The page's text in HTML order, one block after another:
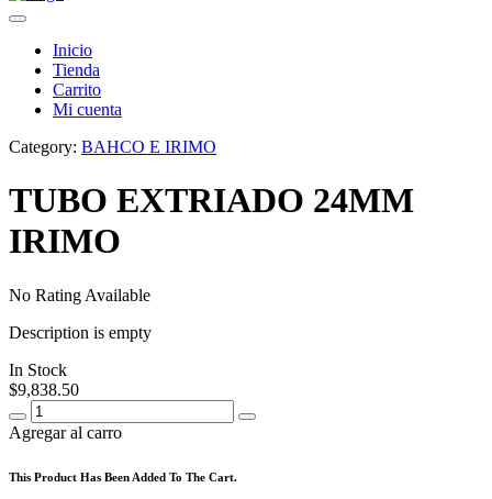
Inicio
Tienda
Carrito
Mi cuenta
Category: BAHCO E IRIMO
TUBO EXTRIADO 24MM
IRIMO
No Rating Available
Description is empty
In Stock
$9,838.50
Agregar al carro
This Product Has Been Added To The Cart.